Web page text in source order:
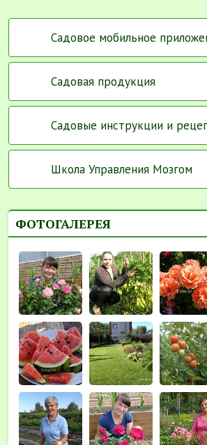
Садовое мобильное
Садовая продукция
Садовые инструкции и
Школа Управления Мозгом
ФОТОГАЛЕРЕЯ